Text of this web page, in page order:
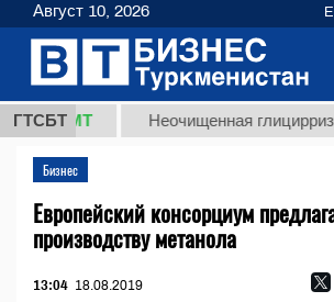
ГТСБТ Неочищенная глицирризиновая
Бизнес
Европейский консорциум
производству метанола
13:04 18.08.2019
Август 10, 2026